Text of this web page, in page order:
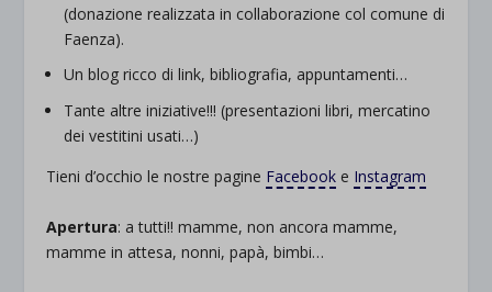
(donazione realizzata in collaborazione col comune di
Faenza).
Un blog ricco di link, bibliografia, appuntamenti…
Tante altre iniziative!!! (presentazioni libri, mercatino
dei vestitini usati…)
Tieni d’occhio le nostre pagine Facebook e Instagram
Apertura: a tutti!! mamme, non ancora mamme,
mamme in attesa, nonni, papà, bimbi…